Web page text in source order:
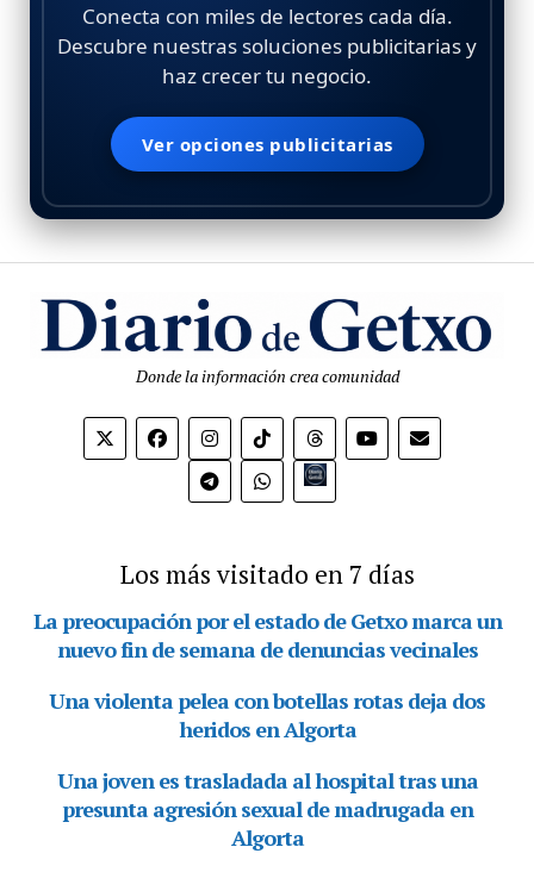
Conecta con miles de lectores cada día.
Descubre nuestras soluciones publicitarias y
haz crecer tu negocio.
Ver opciones publicitarias
Donde la información crea comunidad
Bio.link
Los más visitado en 7 días